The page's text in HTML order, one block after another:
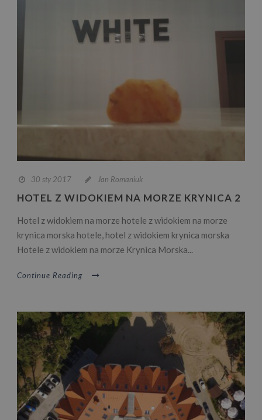
30 sty 2017 Jan Romaniuk
HOTEL Z WIDOKIEM NA MORZE KRYNICA 2
Hotel z widokiem na morze hotele z widokiem na morze
krynica morska hotele, hotel z widokiem krynica morska
Hotele z widokiem na morze Krynica Morska...
Continue Reading